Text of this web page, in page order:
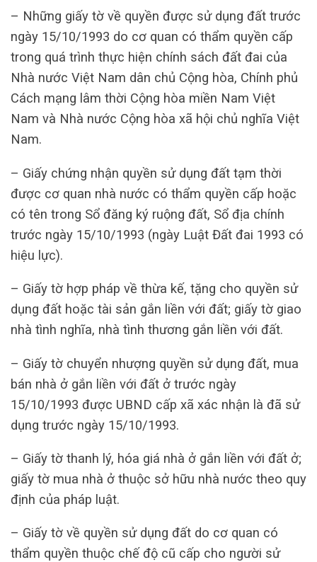
– Những giấy tờ về quyền được sử dụng đất trước
ngày 15/10/1993 do cơ quan có thẩm quyền cấp
trong quá trình thực hiện chính sách đất đai của
Nhà nước Việt Nam dân chủ Cộng hòa, Chính phủ
Cách mạng lâm thời Cộng hòa miền Nam Việt
Nam và Nhà nước Cộng hòa xã hội chủ nghĩa Việt
Nam.
– Giấy chứng nhận quyền sử dụng đất tạm thời
được cơ quan nhà nước có thẩm quyền cấp hoặc
có tên trong Sổ đăng ký ruộng đất, Sổ địa chính
trước ngày 15/10/1993 (ngày Luật Đất đai 1993 có
hiệu lực).
– Giấy tờ hợp pháp về thừa kế, tặng cho quyền sử
dụng đất hoặc tài sản gắn liền với đất; giấy tờ giao
nhà tình nghĩa, nhà tình thương gắn liền với đất.
– Giấy tờ chuyển nhượng quyền sử dụng đất, mua
bán nhà ở gắn liền với đất ở trước ngày
15/10/1993 được UBND cấp xã xác nhận là đã sử
dụng trước ngày 15/10/1993.
– Giấy tờ thanh lý, hóa giá nhà ở gắn liền với đất ở;
giấy tờ mua nhà ở thuộc sở hữu nhà nước theo quy
định của pháp luật.
– Giấy tờ về quyền sử dụng đất do cơ quan có
thẩm quyền thuộc chế độ cũ cấp cho người sử